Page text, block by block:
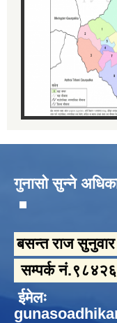
गुनासो सुन्ने
बसन्त राज सुनुवार
सम्पर्क
ईमेलः